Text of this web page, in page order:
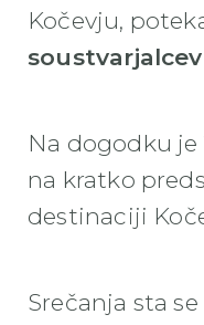
Kočevju,
Na dogodku je
na kratko
destinaciji
Srečanja sta